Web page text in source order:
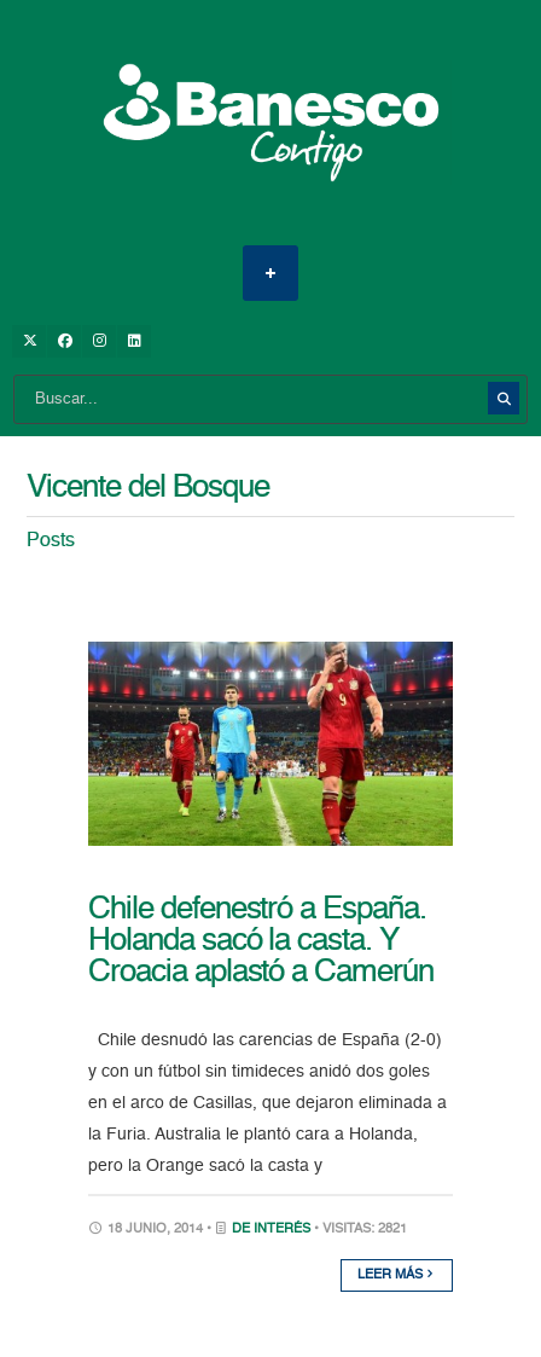
Vicente del Bosque
Posts
Chile defenestró a España.
Holanda sacó la casta. Y
Croacia aplastó a Camerún
Chile desnudó las carencias de España (2-0)
y con un fútbol sin timideces anidó dos goles
en el arco de Casillas, que dejaron eliminada a
la Furia. Australia le plantó cara a Holanda,
pero la Orange sacó la casta y
18 JUNIO, 2014 • DE INTERÉS • VISITAS: 2821
LEER MÁS